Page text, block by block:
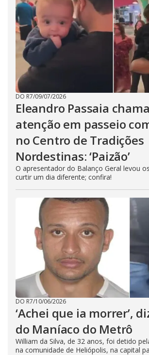
DO R7/09/07/2026
Eleandro Passaia
atenção em passeio
no Centro de Tradições
Nordestinas: ‘Paizão’
O apresentador do Balanço Geral levou
curtir um dia diferente; confira!
DO R7/10/06/2026
‘Achei que ia morrer’,
do Maníaco do Metrô
William da Silva, de 32 anos, foi detido
na comunidade de Heliópolis, na capital